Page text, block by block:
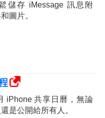
儲存 iMessage 訊息附
圖片。
iPhone 共享日曆，無論
是公開給所有人。